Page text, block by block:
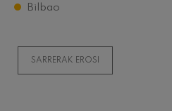
Bilbao
SARRERAK EROSI